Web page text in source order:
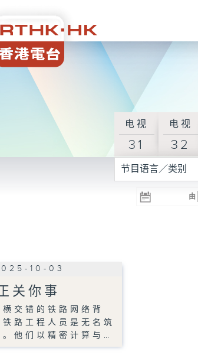
电视
31
电视
32
节目语言／类别
由
10-03
关你事
横交错的铁路网络背
铁路工程人员是无名筑
。他们以精密计算与…